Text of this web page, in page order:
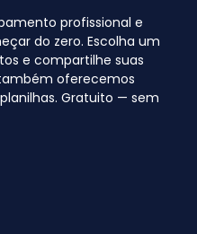
profissional e
do zero. Escolha um
e compartilhe suas
oferecemos
Gratuito — sem